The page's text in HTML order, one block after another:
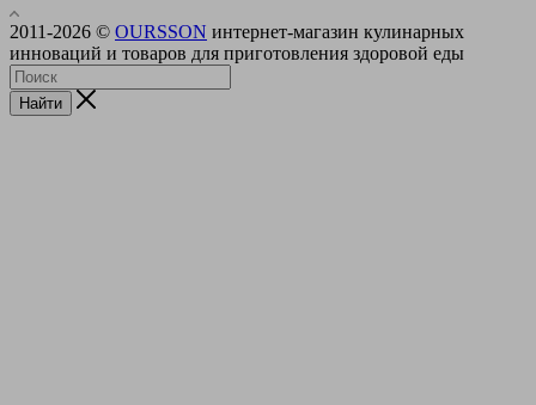
2011-2026 © OURSSON интернет-магазин кулинарных
инноваций и товаров для приготовления здоровой еды
Найти